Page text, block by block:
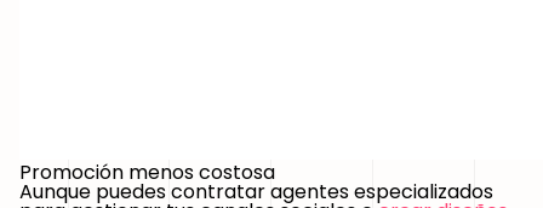
Promoción menos costosa
Aunque puedes contratar agentes especializados